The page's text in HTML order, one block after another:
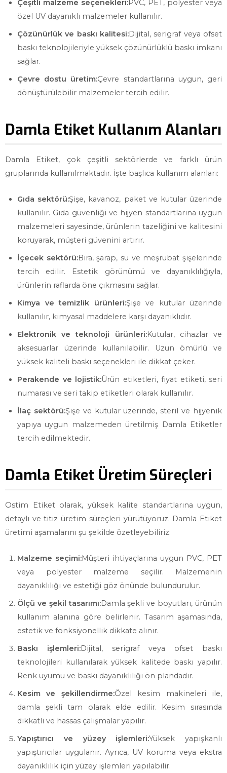
Çeşitli malzeme seçenekleri:PVC, PET, polyester veya
özel UV dayanıklı malzemeler kullanılır.
Çözünürlük ve baskı kalitesi:Dijital, serigraf veya ofset
baskı teknolojileriyle yüksek çözünürlüklü baskı imkanı
sağlar.
Çevre dostu üretim:Çevre standartlarına uygun, geri
dönüştürülebilir malzemeler tercih edilir.
Damla Etiket Kullanım Alanları
Damla Etiket, çok çeşitli sektörlerde ve farklı ürün
gruplarında kullanılmaktadır. İşte başlıca kullanım alanları:
Gıda sektörü:Şişe, kavanoz, paket ve kutular üzerinde
kullanılır. Gıda güvenliği ve hijyen standartlarına uygun
malzemeleri sayesinde, ürünlerin tazeliğini ve kalitesini
koruyarak, müşteri güvenini artırır.
İçecek sektörü:Bira, şarap, su ve meşrubat şişelerinde
tercih edilir. Estetik görünümü ve dayanıklılığıyla,
ürünlerin raflarda öne çıkmasını sağlar.
Kimya ve temizlik ürünleri:Şişe ve kutular üzerinde
kullanılır, kimyasal maddelere karşı dayanıklıdır.
Elektronik ve teknoloji ürünleri:Kutular, cihazlar ve
aksesuarlar üzerinde kullanılabilir. Uzun ömürlü ve
yüksek kaliteli baskı seçenekleri ile dikkat çeker.
Perakende ve lojistik:Ürün etiketleri, fiyat etiketi, seri
numarası ve seri takip etiketleri olarak kullanılır.
İlaç sektörü:Şişe ve kutular üzerinde, steril ve hijyenik
yapıya uygun malzemeden üretilmiş Damla Etiketler
tercih edilmektedir.
Damla Etiket Üretim Süreçleri
Ostim Etiket olarak, yüksek kalite standartlarına uygun,
detaylı ve titiz üretim süreçleri yürütüyoruz. Damla Etiket
üretimi aşamalarını şu şekilde özetleyebiliriz:
Malzeme seçimi:Müşteri ihtiyaçlarına uygun PVC, PET
veya polyester malzeme seçilir. Malzemenin
dayanıklılığı ve estetiği göz önünde bulundurulur.
Ölçü ve şekil tasarımı:Damla şekli ve boyutları, ürünün
kullanım alanına göre belirlenir. Tasarım aşamasında,
estetik ve fonksiyonellik dikkate alınır.
Baskı işlemleri:Dijital, serigraf veya ofset baskı
teknolojileri kullanılarak yüksek kalitede baskı yapılır.
Renk uyumu ve baskı dayanıklılığı ön plandadır.
Kesim ve şekillendirme:Özel kesim makineleri ile,
damla şekli tam olarak elde edilir. Kesim sırasında
dikkatli ve hassas çalışmalar yapılır.
Yapıştırıcı ve yüzey işlemleri:Yüksek yapışkanlı
yapıştırıcılar uygulanır. Ayrıca, UV koruma veya ekstra
dayanıklılık için yüzey işlemleri yapılabilir.